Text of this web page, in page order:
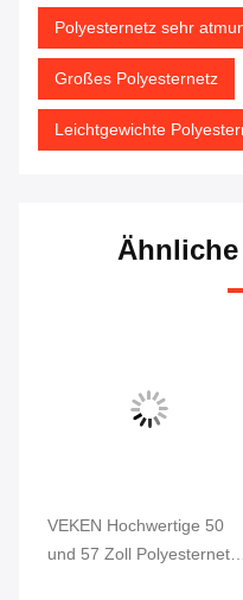
Polyesternetz sehr
Großes Polyesternetz
Leichtgewichte
VEKEN Hochwertige 50
und 57 Zoll Polyesternetz-